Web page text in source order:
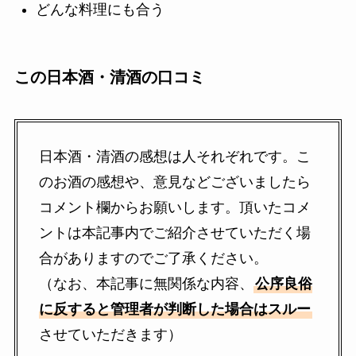
どんな料理にも合う
この日本酒・清酒の口コミ
日本酒・清酒の感想は人それぞれです。こ
のお酒の感想や、意見などございましたら
コメント欄からお願いします。頂いたコメ
ントは本記事内でご紹介させていただく場
合がありますのでご了承ください。
（なお、本記事に無関係な内容、 公序良俗
に反すると管理者が判断した場合はスルー
させていただきます）